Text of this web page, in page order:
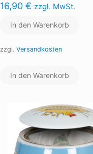
16,90 € zzgl. MwSt.
In den Warenkorb
zzgl. Versandkosten
In den Warenkorb